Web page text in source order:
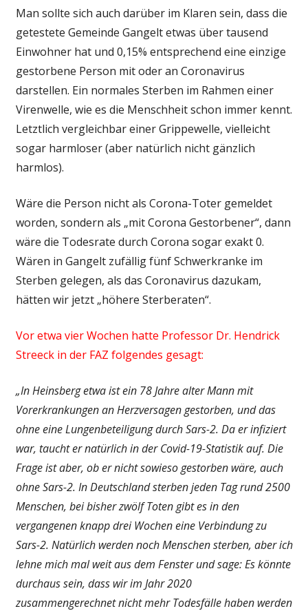
Man sollte sich auch darüber im Klaren sein, dass die
getestete Gemeinde Gangelt etwas über tausend
Einwohner hat und 0,15% entsprechend eine einzige
gestorbene Person mit oder an Coronavirus
darstellen. Ein normales Sterben im Rahmen einer
Virenwelle, wie es die Menschheit schon immer kennt.
Letztlich vergleichbar einer Grippewelle, vielleicht
sogar harmloser (aber natürlich nicht gänzlich
harmlos).
Wäre die Person nicht als Corona-Toter gemeldet
worden, sondern als „mit Corona Gestorbener“, dann
wäre die Todesrate durch Corona sogar exakt 0.
Wären in Gangelt zufällig fünf Schwerkranke im
Sterben gelegen, als das Coronavirus dazukam,
hätten wir jetzt „höhere Sterberaten“.
Vor etwa vier Wochen hatte Professor Dr. Hendrick
Streeck in der FAZ folgendes gesagt:
„In Heinsberg etwa ist ein 78 Jahre alter Mann mit
Vorerkrankungen an Herzversagen gestorben, und das
ohne eine Lungenbeteiligung durch Sars-2. Da er infiziert
war, taucht er natürlich in der Covid-19-Statistik auf. Die
Frage ist aber, ob er nicht sowieso gestorben wäre, auch
ohne Sars-2. In Deutschland sterben jeden Tag rund 2500
Menschen, bei bisher zwölf Toten gibt es in den
vergangenen knapp drei Wochen eine Verbindung zu
Sars-2. Natürlich werden noch Menschen sterben, aber ich
lehne mich mal weit aus dem Fenster und sage: Es könnte
durchaus sein, dass wir im Jahr 2020
zusammengerechnet nicht mehr Todesfälle haben werden